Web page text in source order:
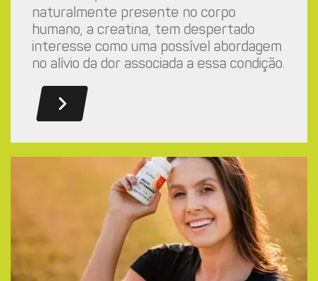
naturalmente presente no corpo
humano, a creatina, tem despertado
interesse como uma possível abordagem
no alívio da dor associada a essa condição.